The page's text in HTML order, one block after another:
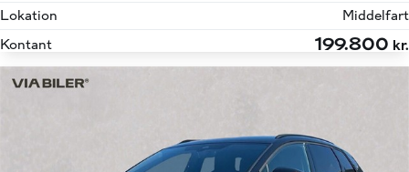
Lokation
Middelfart
Kontant
199.800 kr.